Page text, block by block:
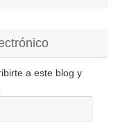
a este blog y